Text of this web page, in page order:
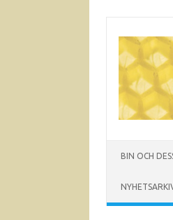
innehåll
BIN OCH